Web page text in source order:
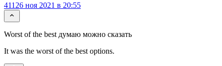
411 26 ноя 2021 в 20:55
Worst of the best думаю можно сказать
It was the worst of the best options.